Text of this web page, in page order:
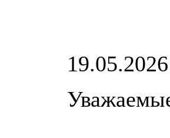
19.05.2026